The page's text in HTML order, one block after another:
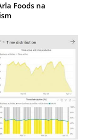
Foods na